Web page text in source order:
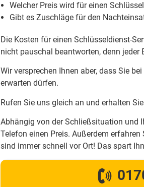
Welcher Preis wird für einen
Gibt es Zuschläge für den
Die Kosten für einen Schlüsseldienst-
nicht pauschal beantworten, denn jeder
Wir versprechen Ihnen aber, dass Sie
erwarten dürfen.
Rufen Sie uns gleich an und erhalten
Abhängig von der Schließsituation und
Telefon einen Preis. Außerdem
sind immer schnell vor Ort! Das spart